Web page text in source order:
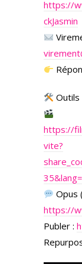
https://
ckJasmin
Outils
https://
vite?
Opus
https://
Publer :